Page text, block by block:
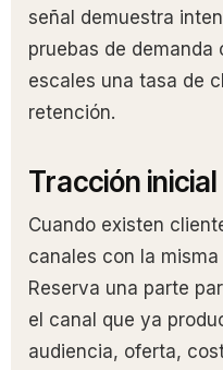
señal demuestra
pruebas de
escales una tasa de
retención.
Tracción inicial
Cuando existen
canales con la
Reserva una parte
el canal que ya
audiencia, oferta,